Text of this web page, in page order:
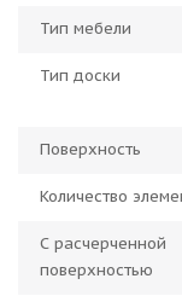
Тип мебели
Тип доски
Поверхность
Количество
С расчерченной
поверхностью